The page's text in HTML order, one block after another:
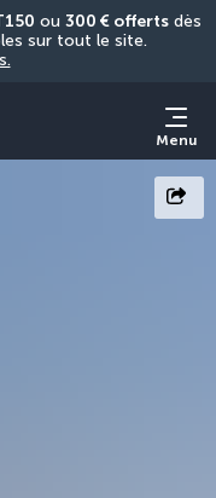
ou 300 € offerts dès
Menu